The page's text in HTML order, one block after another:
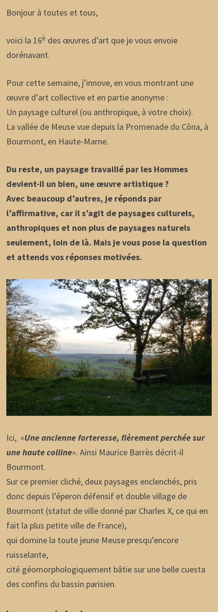
Bonjour à toutes et tous,
voici la 16è des œuvres d’art que je vous envoie
dorénavant.
Pour cette semaine, j’innove, en vous montrant une
œuvre d’art collective et en partie anonyme :
Un paysage culturel (ou anthropique, à votre choix).
La vallée de Meuse vue depuis la Promenade du Côna, à
Bourmont, en Haute-Marne.
Du reste, un paysage travaillé par les Hommes
devient-il un bien, une œuvre artistique ?
Avec beaucoup d’autres, je réponds par
l’affirmative, car il s’agit de paysages culturels,
anthropiques et non plus de paysages naturels
seulement, loin de là. Mais je vous pose la question
et attends vos réponses motivées.
Ici, «Une ancienne forteresse, fièrement perchée sur
une haute colline». Ainsi Maurice Barrès décrit-il
Bourmont.
Sur ce premier cliché, deux paysages enclenchés, pris
donc depuis l’éperon défensif et double village de
Bourmont (statut de ville donné par Charles X, ce qui en
fait la plus petite ville de France),
qui domine la toute jeune Meuse presqu’encore
ruisselante,
cité géomorphologiquement bâtie sur une belle cuesta
des confins du bassin parisien.